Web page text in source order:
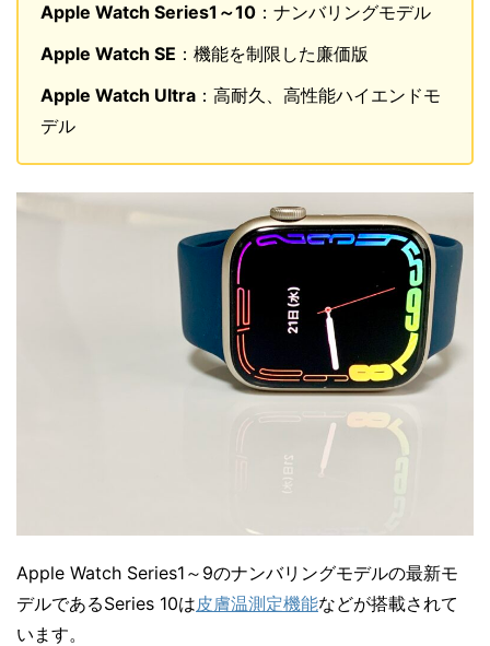
Apple Watch Series1～10 ：ナンバリングモデル
Apple Watch SE ：機能を制限した廉価版
Apple Watch Ultra ：高耐久、高性能ハイエンドモ
デル
Apple Watch Series1～9のナンバリングモデルの最新モ
デルであるSeries 10は皮膚温測定機能などが搭載されて
います。